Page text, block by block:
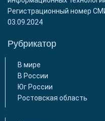
Регистрационный номер
03.09.2024
Рубрикатор
В мире
В России
Юг России
Ростовская область